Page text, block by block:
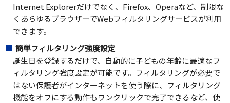
Internet Explorerだけでなく、Firefox、Operaなど、制限な
くあらゆるブラウザーでWebフィルタリングサービスが利用
できます。
簡単フィルタリング強度設定
誕生日を登録するだけで、自動的に子どもの年齢に最適なフ
ィルタリング強度設定が可能です。フィルタリングが必要で
はない保護者がインターネットを使う際に、フィルタリング
機能をオフにする動作もワンクリックで完了できるなど、使